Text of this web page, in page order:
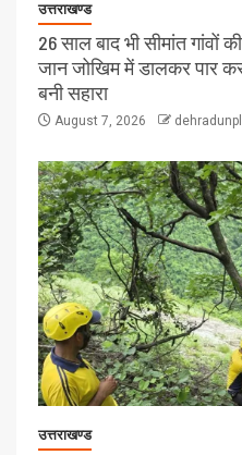
उत्तराखण्ड
26 साल बाद भी सीमांत गांवों
जान जोखिम में डालकर पार
बनी सहारा
August 7, 2026
उत्तराखण्ड